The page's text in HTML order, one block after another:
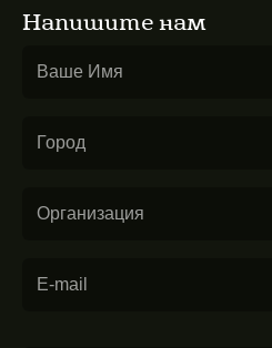
Напишите нам